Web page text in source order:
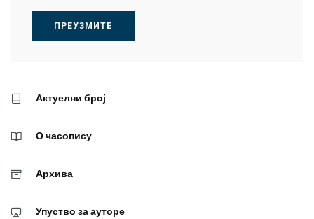
ПРЕУЗМИТЕ
Актуелни број
О часопису
Архива
Упуство за ауторе